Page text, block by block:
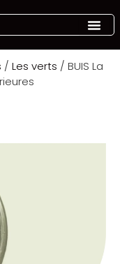
/ Les verts / BUIS La